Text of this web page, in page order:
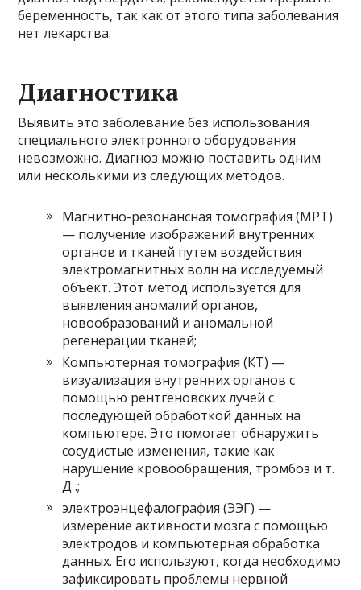
беременность, так как от этого типа заболевания
нет лекарства.
Диагностика
Выявить это заболевание без использования
специального электронного оборудования
невозможно. Диагноз можно поставить одним
или несколькими из следующих методов.
Магнитно-резонансная томография (МРТ)
— получение изображений внутренних
органов и тканей путем воздействия
электромагнитных волн на исследуемый
объект. Этот метод используется для
выявления аномалий органов,
новообразований и аномальной
регенерации тканей;
Компьютерная томография (КТ) —
визуализация внутренних органов с
помощью рентгеновских лучей с
последующей обработкой данных на
компьютере. Это помогает обнаружить
сосудистые изменения, такие как
нарушение кровообращения, тромбоз и т.
Д .;
электроэнцефалография (ЭЭГ) —
измерение активности мозга с помощью
электродов и компьютерная обработка
данных. Его используют, когда необходимо
зафиксировать проблемы нервной